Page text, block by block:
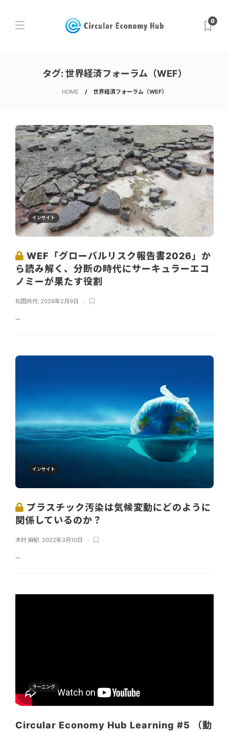
0
タグ: 世界経済フォーラム（WEF）
HOME 世界経済フォーラム（WEF）
インサイト
WEF「グローバルリスク報告書2026」か
ら読み解く、分断の時代にサーキュラーエコ
ノミーが果たす役割
松田共代, 2026年2月9日
...
インサイト
プラスチック汚染は気候変動にどのように
関係しているのか？
木村 麻紀, 2022年3月10日
...
ラーニング
Circular Economy Hub Learning #5 （動